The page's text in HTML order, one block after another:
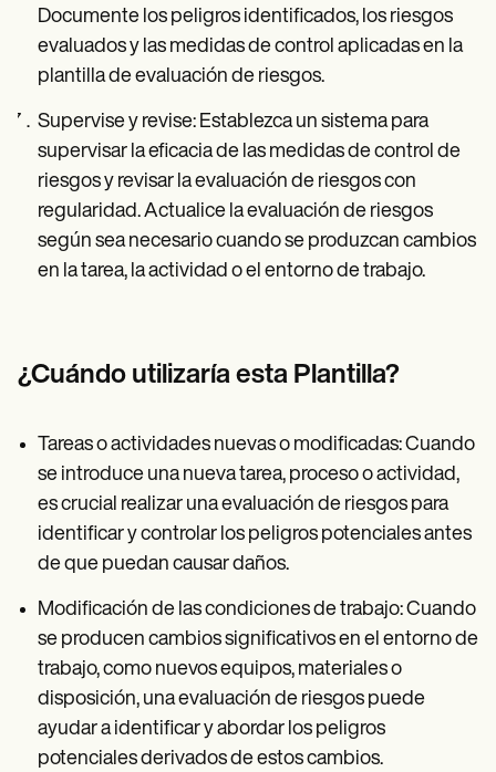
Documente los peligros identificados, los riesgos
evaluados y las medidas de control aplicadas en la
plantilla de evaluación de riesgos.
Supervise y revise: Establezca un sistema para
supervisar la eficacia de las medidas de control de
riesgos y revisar la evaluación de riesgos con
regularidad. Actualice la evaluación de riesgos
según sea necesario cuando se produzcan cambios
en la tarea, la actividad o el entorno de trabajo.
¿Cuándo utilizaría esta Plantilla?
Tareas o actividades nuevas o modificadas: Cuando
se introduce una nueva tarea, proceso o actividad,
es crucial realizar una evaluación de riesgos para
identificar y controlar los peligros potenciales antes
de que puedan causar daños.
Modificación de las condiciones de trabajo: Cuando
se producen cambios significativos en el entorno de
trabajo, como nuevos equipos, materiales o
disposición, una evaluación de riesgos puede
ayudar a identificar y abordar los peligros
potenciales derivados de estos cambios.